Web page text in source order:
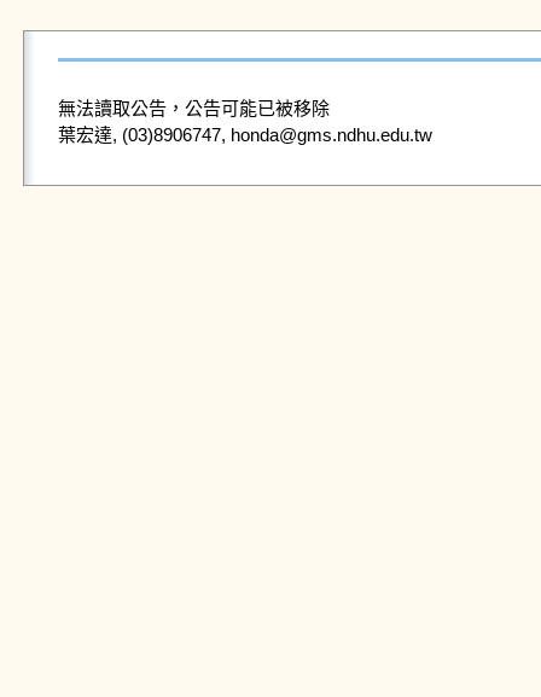
無法讀取公告，公告可能已被移除
葉宏達, (03)8906747, honda@gms.ndhu.edu.tw